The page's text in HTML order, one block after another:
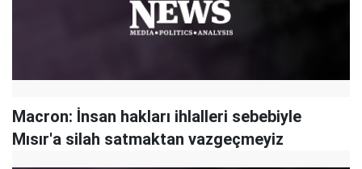
Macron: İnsan hakları ihlalleri sebebiyle
Mısır'a silah satmaktan vazgeçmeyiz